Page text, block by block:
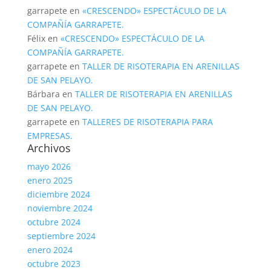
garrapete en «CRESCENDO» ESPECTÁCULO DE LA
COMPAÑÍA GARRAPETE.
Félixen «CRESCENDO» ESPECTÁCULO DE LA
COMPAÑÍA GARRAPETE.
garrapete en TALLER DE RISOTERAPIA EN ARENILLAS
DE SAN PELAYO.
Bárbara en TALLER DE RISOTERAPIA EN ARENILLAS
DE SAN PELAYO.
garrapete en TALLERES DE RISOTERAPIA PARA
EMPRESAS.
Archivos
mayo 2026
enero 2025
diciembre 2024
noviembre 2024
octubre 2024
septiembre 2024
enero 2024
octubre 2023